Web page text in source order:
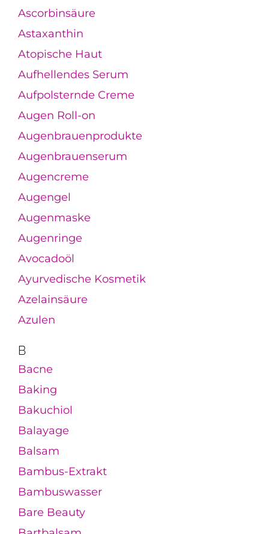
Ascorbinsäure
Astaxanthin
Atopische Haut
Aufhellendes Serum
Aufpolsternde Creme
Augen Roll-on
Augenbrauenprodukte
Augenbrauenserum
Augencreme
Augengel
Augenmaske
Augenringe
Avocadoöl
Ayurvedische Kosmetik
Azelainsäure
Azulen
B
Bacne
Baking
Bakuchiol
Balayage
Balsam
Bambus-Extrakt
Bambuswasser
Bare Beauty